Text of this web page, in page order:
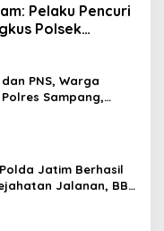
Pelaku Pencuri
Polsek
PNS, Warga
Sampang,
Jatim Berhasil
Jalanan, BB
12 Mobil Diamankan